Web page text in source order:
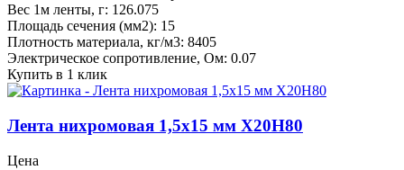
Вес 1м ленты, г: 126.075
Площадь сечения (мм2): 15
Плотность материала, кг/м3: 8405
Электрическое сопротивление, Ом: 0.07
Купить в 1 клик
Лента нихромовая 1,5x15 мм Х20Н80
Цена